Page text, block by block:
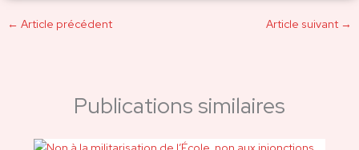
← Article précédent Article suivant →
Publications similaires